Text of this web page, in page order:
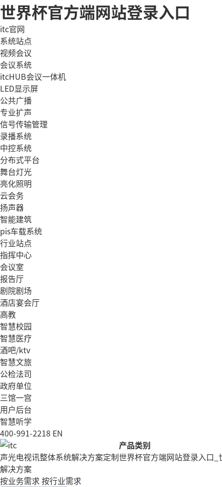
世界杯官方端网站登录入口
itc官网
系统站点
视频会议
会议系统
itcHUB会议一体机
LED显示屏
公共广播
专业扩声
信号传输管理
录播系统
中控系统
分布式平台
舞台灯光
亮化照明
云会务
扬声器
智能建筑
pis车载系统
行业站点
指挥中心
会议室
报告厅
剧院剧场
酒店宴会厅
高教
智慧校园
智慧医疗
酒吧/ktv
智慧文旅
公检法司
政府单位
三馆一宫
用户后台
智慧听学
400-991-2218 EN
声光电视讯整体系统解决方案定制
解决方案
按业务需求按行业需求
产品类别
世界杯官方端网站登录入口